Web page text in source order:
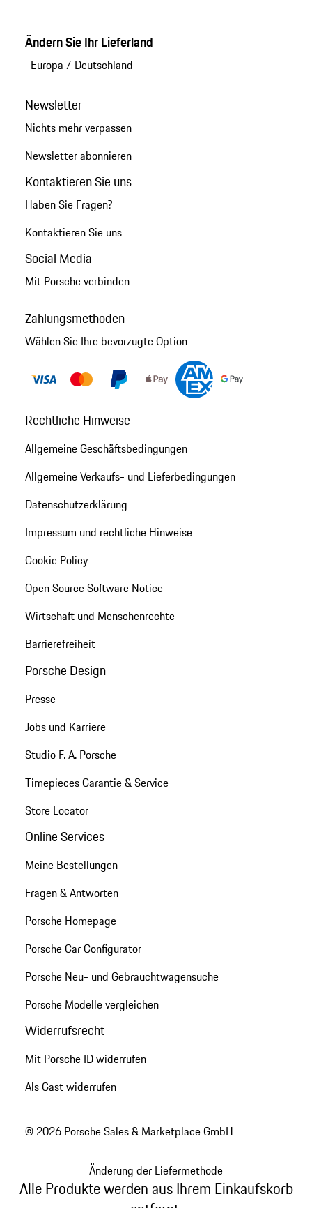
Ändern Sie Ihr Lieferland
Europa / Deutschland
Newsletter
Nichts mehr verpassen
Newsletter abonnieren
Kontaktieren Sie uns
Haben Sie Fragen?
Kontaktieren Sie uns
Social Media
Mit Porsche verbinden
Zahlungsmethoden
Wählen Sie Ihre bevorzugte Option
Rechtliche Hinweise
Allgemeine Geschäftsbedingungen
Allgemeine Verkaufs- und Lieferbedingungen
Datenschutzerklärung
Impressum und rechtliche Hinweise
Cookie Policy
Open Source Software Notice
Wirtschaft und Menschenrechte
Barrierefreiheit
Porsche Design
Presse
Jobs und Karriere
Studio F. A. Porsche
Timepieces Garantie & Service
Store Locator
Online Services
Meine Bestellungen
Fragen & Antworten
Porsche Homepage
Porsche Car Configurator
Porsche Neu- und Gebrauchtwagensuche
Porsche Modelle vergleichen
Widerrufsrecht
Mit Porsche ID widerrufen
Als Gast widerrufen
© 2026 Porsche Sales & Marketplace GmbH
Änderung der Liefermethode
Alle Produkte werden aus Ihrem Einkaufskorb